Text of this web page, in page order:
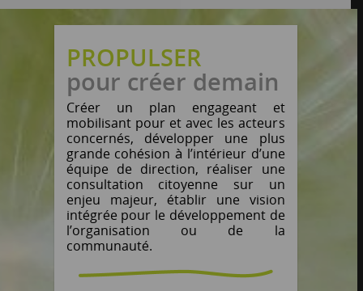
PROPULSER
pour créer demain
Créer un plan engageant et
mobilisant pour et avec les acteurs
concernés, développer une plus
grande cohésion à l’intérieur d’une
équipe de direction, réaliser une
consultation citoyenne sur un
enjeu majeur, établir une vision
intégrée pour le développement de
l’organisation ou de la
communauté.